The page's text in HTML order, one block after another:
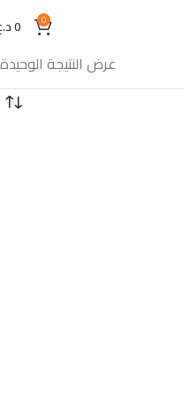
0
0
عرض النتيجة الوحيدة